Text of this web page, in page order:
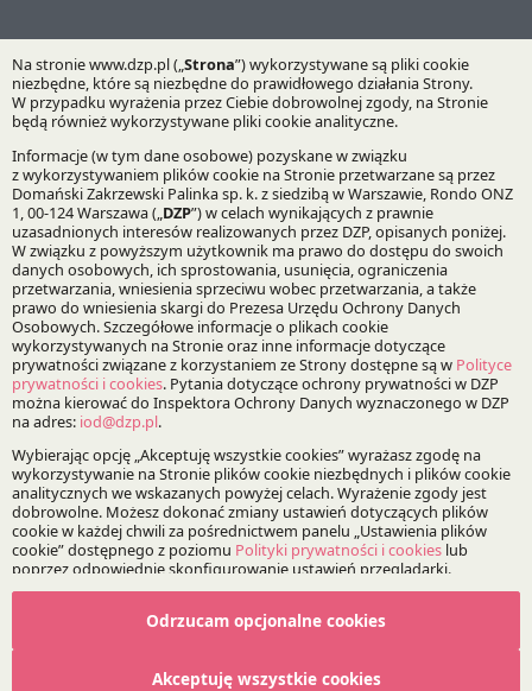
Krzysztof A. Zakrzewski
Józef Palinka
Marcin Krakowiak
Magdalena Skowrońska
Dr Marek Świątkowski
Joanna Wierzejska
Paweł Paradowski
Bądź na bieżąco z DZP
O Kancelarii
Zespół
Odrzucam opcjonalne cookies
Akceptuję wszystkie cookies